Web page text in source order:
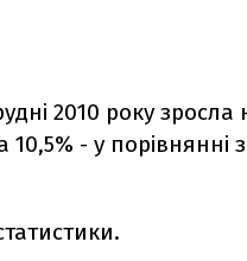
2010 року зросла
10,5% - у порівнянні